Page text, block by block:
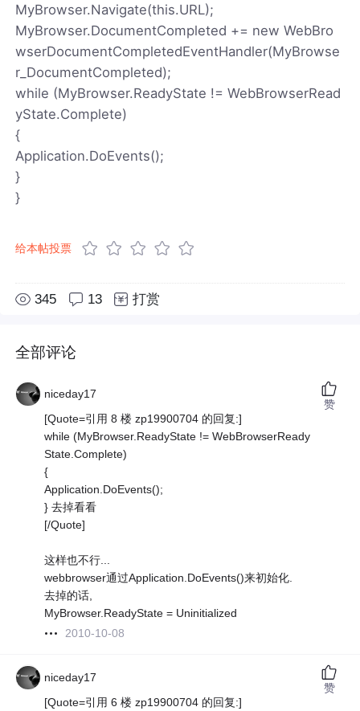
MyBrowser.Navigate(this.URL);
MyBrowser.DocumentCompleted += new WebBro
wserDocumentCompletedEventHandler(MyBrowse
r_DocumentCompleted);
while (MyBrowser.ReadyState != WebBrowserRead
yState.Complete)
{
Application.DoEvents();
}
}
给本帖投票
345 13 打赏
全部评论
niceday17
[Quote=引用 8 楼 zp19900704 的回复:]
while (MyBrowser.ReadyState != WebBrowserReady
State.Complete)
{
Application.DoEvents();
} 去掉看看
[/Quote]
这样也不行...
webbrowser通过Application.DoEvents()来初始化.
去掉的话,
MyBrowser.ReadyState = Uninitialized
2010-10-08
赞
niceday17
[Quote=引用 6 楼 zp19900704 的回复:]
赞